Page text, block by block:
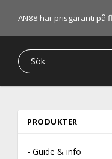
AN88 har prisgaranti på
PRODUKTER
- Guide & info